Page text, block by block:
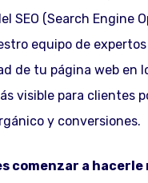
SEO (Search Engine
equipo de
de tu página web en
visible para clientes
y conversiones.
comenzar a